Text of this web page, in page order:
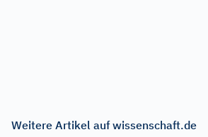
Weitere Artikel auf wissenschaft.de